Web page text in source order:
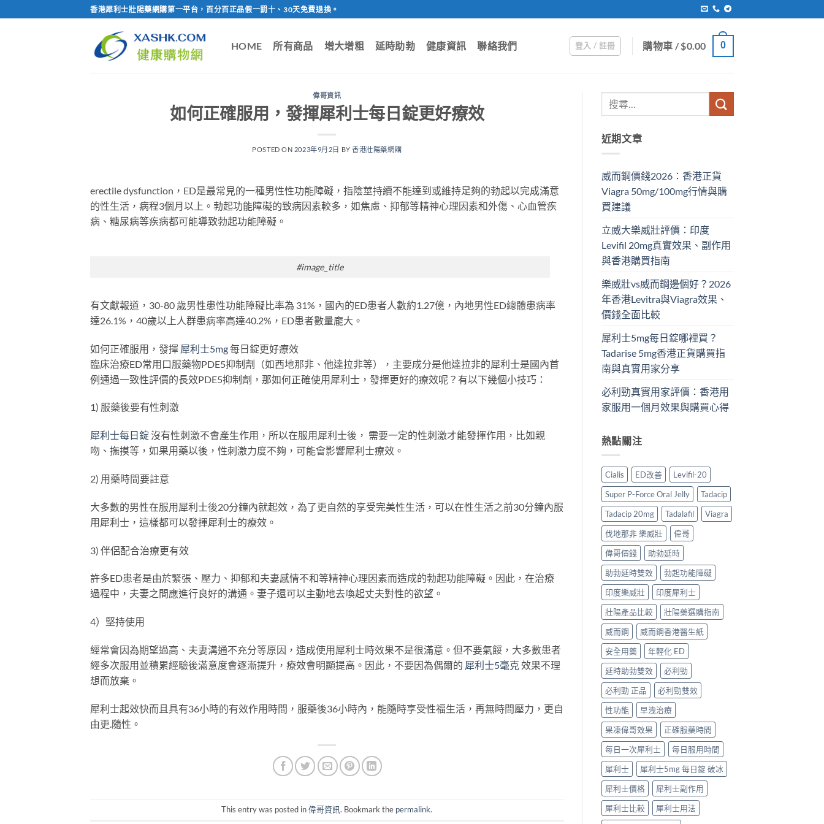
to
香港犀利士壯陽藥網購第一平台，百分百正品假一罰十、30天免費退換。
HOME 所有商品 增大增粗 延時助勃 健康資訊 聯絡我們 登入 / 註冊 購物車 /$0.00 0
偉哥資訊
如何正確服用，發揮犀利士每日錠更好療效
POSTED ON 2023年9月2日 BY香港壯陽藥網購
erectile dysfunction，ED是最常見的一種男性性功能障礙，指陰莖持續不能達到或維持足夠的勃起以完成滿意
的性生活，病程3個月以上。勃起功能障礙的致病因素較多，如焦慮、抑郁等精神心理因素和外傷、心血管疾
病、糖尿病等疾病都可能導致勃起功能障礙。
#image_title
有文獻報道，30-80 歲男性患性功能障礙比率為 31%，國內的ED患者人數約1.27億，內地男性ED總體患病率
達26.1%，40歲以上人群患病率高達40.2%，ED患者數量龐大。
如何正確服用，發揮 犀利士5mg每日錠更好療效
臨床治療ED常用口服藥物PDE5抑制劑（如西地那非、他達拉非等），主要成分是他達拉非的犀利士是國內首
例通過一致性評價的長效PDE5抑制劑，那如何正確使用犀利士，發揮更好的療效呢？有以下幾個小技巧：
1) 服藥後要有性刺激
犀利士每日錠 沒有性刺激不會產生作用，所以在服用犀利士後， 需要一定的性刺激才能發揮作用，比如親
吻、撫摸等，如果用藥以後，性刺激力度不夠，可能會影響犀利士療效。
2) 用藥時間要註意
大多數的男性在服用犀利士後20分鐘內就起效，為了更自然的享受完美性生活，可以在性生活之前30分鐘內服
用犀利士，這樣都可以發揮犀利士的療效。
3) 伴侶配合治療更有效
許多ED患者是由於緊張、壓力、抑郁和夫妻感情不和等精神心理因素而造成的勃起功能障礙。因此，在治療
過程中，夫妻之間應進行良好的溝通。妻子還可以主動地去喚起丈夫對性的欲望。
4）堅持使用
經常會因為期望過高、夫妻溝通不充分等原因，造成使用犀利士時效果不是很滿意。但不要氣餒，大多數患者
經多次服用並積累經驗後滿意度會逐漸提升，療效會明顯提高。因此，不要因為偶爾的 犀利士5毫克 效果不理
想而放棄。
犀利士起效快而且具有36小時的有效作用時間，服藥後36小時內，能隨時享受性福生活，再無時間壓力，更自
由更.隨性。
This entry was posted in偉哥資訊. Bookmark the permalink.
近期文章
威而鋼價錢2026：香港正貨
Viagra 50mg/100mg行情與購
買建議
立威大樂威壯評價：印度
Levifil 20mg真實效果、副作用
與香港購買指南
樂威壯vs威而鋼邊個好？2026
年香港Levitra與Viagra效果、
價錢全面比較
犀利士5mg每日錠哪裡買？
Tadarise 5mg香港正貨購買指
南與真實用家分享
必利勁真實用家評價：香港用
家服用一個月效果與購買心得
熱點關注
Cialis ED改善
Levifil-20
Super P-Force Oral Jelly
Tadacip
Tadacip 20mg
Tadalafil
Viagra
伐地那非 樂威壯
偉哥
偉哥價錢
助勃延時
助勃延時雙效
勃起功能障礙
印度樂威壯
印度犀利士
壯陽產品比較
壯陽藥選購指南
威而鋼
威而鋼香港醫生紙
安全用藥
年輕化 ED
延時助勃雙效
必利勁
必利勁 正品
必利勁雙效
性功能
早洩治療
果凍偉哥效果
正確服藥時間
每日一次犀利士
每日服用時間
犀利士
犀利士5mg 每日錠 破冰
犀利士價格
犀利士副作用
犀利士比較
犀利士用法